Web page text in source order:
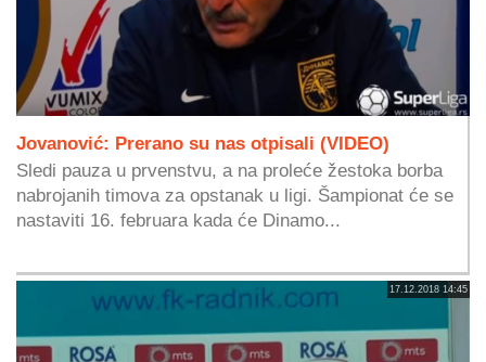
Jovanović: Prerano su nas otpisali (VIDEO)
Sledi pauza u prvenstvu, a na proleće žestoka borba
nabrojanih timova za opstanak u ligi. Šampionat će se
nastaviti 16. februara kada će Dinamo...
17.12.2018 14:45